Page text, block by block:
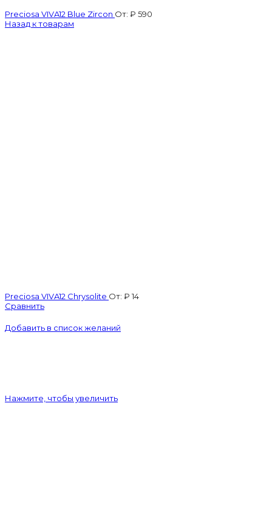
Preciosa VIVA12 Blue Zircon От: ₽ 590
Назад к товарам
Preciosa VIVA12 Chrysolite От: ₽ 14
Сравнить
Добавить в список желаний
Нажмите, чтобы увеличить